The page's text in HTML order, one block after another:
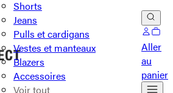
Shorts
Jeans
Pulls et cardigans
Vestes et manteaux
Blazers
Accessoires
Voir tout
Aller
au
panier